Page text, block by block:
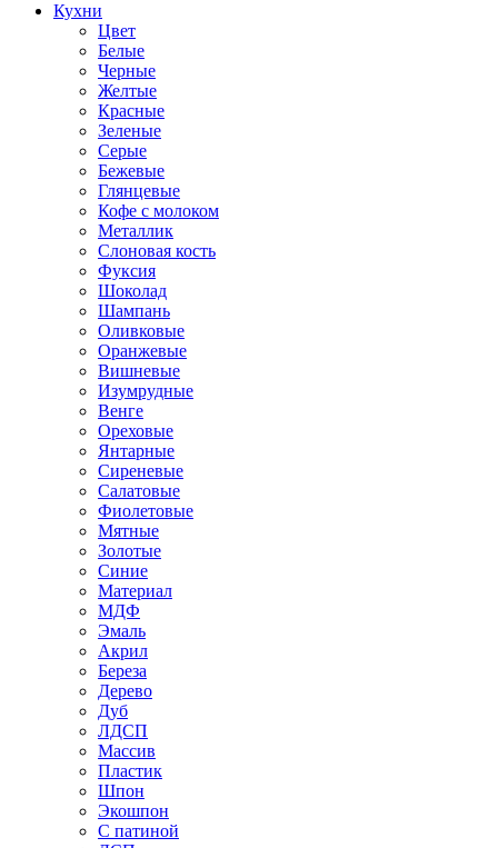
Кухни
Цвет
Белые
Черные
Желтые
Красные
Зеленые
Серые
Бежевые
Глянцевые
Кофе с молоком
Металлик
Слоновая кость
Фуксия
Шоколад
Шампань
Оливковые
Оранжевые
Вишневые
Изумрудные
Венге
Ореховые
Янтарные
Сиреневые
Салатовые
Фиолетовые
Мятные
Золотые
Синие
Материал
МДФ
Эмаль
Акрил
Береза
Дерево
Дуб
ЛДСП
Массив
Пластик
Шпон
Экошпон
С патиной